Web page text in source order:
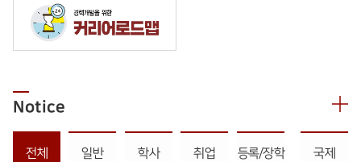
Notice
전체 일반 학사 취업 등록/장학 국제